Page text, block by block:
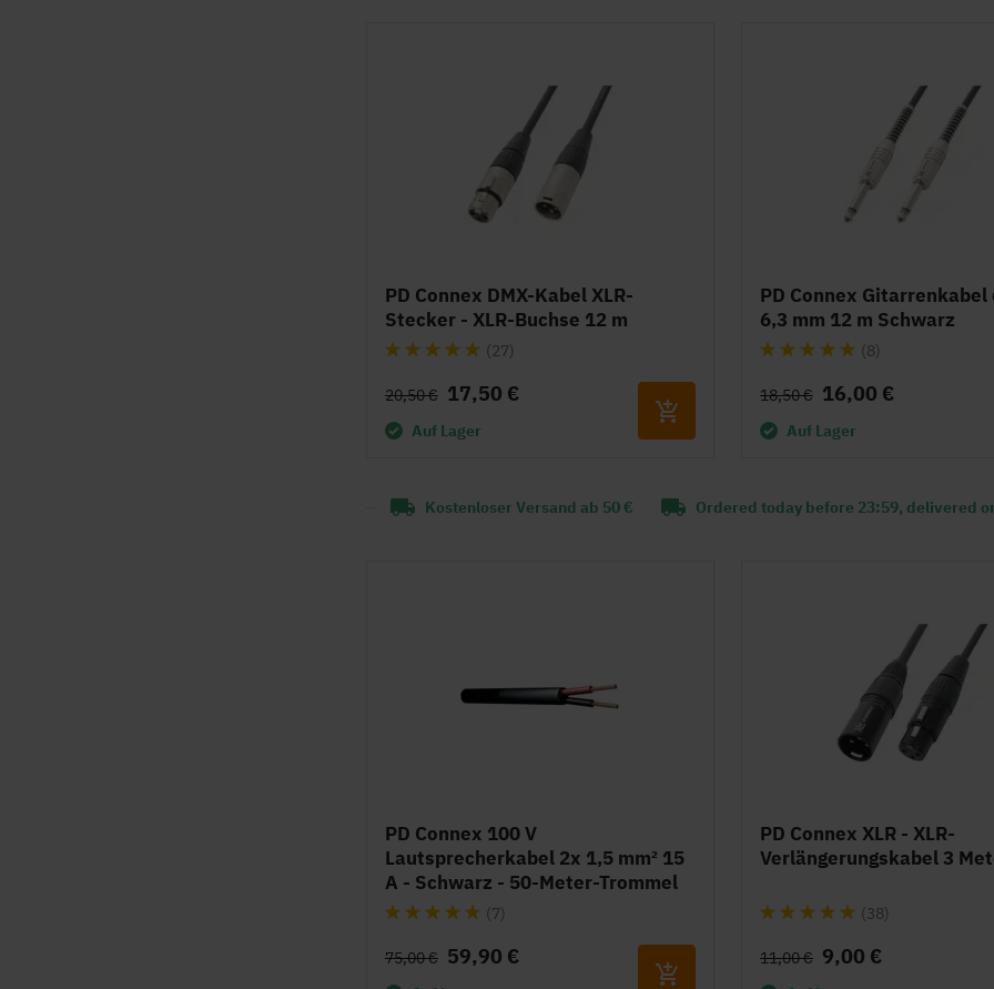
PD Connex DMX-Kabel XLR-
Stecker - XLR-Buchse 12 m
Bewertung:
(27)
17,50 €
20,50 €
Auf Lager
PD Connex Gitarrenkabel
6,3 mm 12 m Schwarz
Bewertung:
(8)
16,00 €
18,50 €
Auf Lager
Kostenloser Versand ab 50 € Ordered today before 23:59, delivered
PD Connex 100 V
Lautsprecherkabel 2x 1,5 mm² 15
A - Schwarz - 50-Meter-Trommel
Bewertung:
(7)
59,90 €
75,00 €
PD Connex XLR - XLR-
Verlängerungskabel 3
Bewertung:
(38)
9,00 €
11,00 €